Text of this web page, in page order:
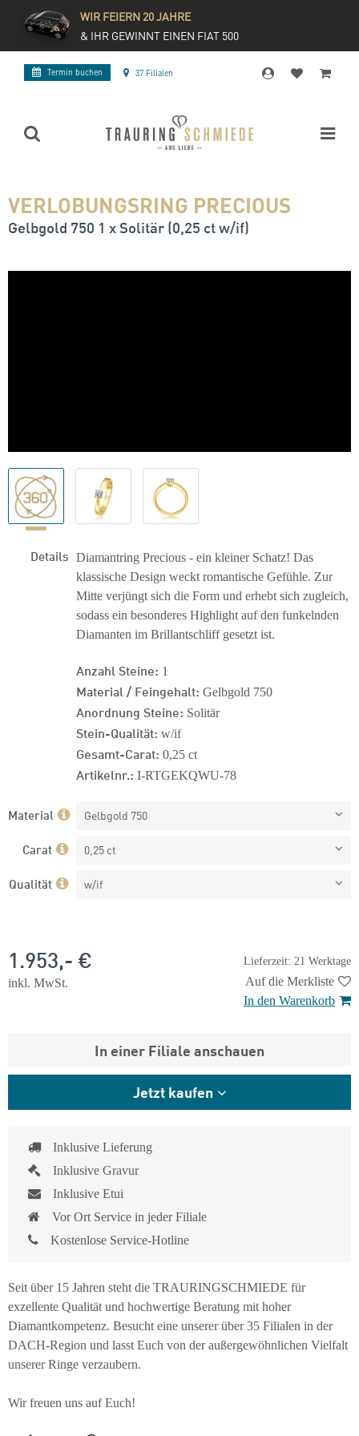
WIR FEIERN 20 JAHRE
& IHR GEWINNT EINEN FIAT 500
Termin buchen 37 Filialen
VERLOBUNGSRING PRECIOUS
Gelbgold 750 1 x Solitär (0,25 ct w/if)
Details Diamantring Precious - ein kleiner Schatz! Das
klassische Design weckt romantische Gefühle. Zur
Mitte verjüngt sich die Form und erhebt sich zugleich,
sodass ein besonderes Highlight auf den funkelnden
Diamanten im Brillantschliff gesetzt ist.
Anzahl Steine: 1
Material / Feingehalt: Gelbgold 750
Anordnung Steine: Solitär
Stein-Qualität: w/if
Gesamt-Carat: 0,25 ct
Artikelnr.: I-RTGEKQWU-78
Material Gelbgold 750
Carat 0,25 ct
Qualität w/if
Lieferzeit: 21 Werktage
1.953,- €
inkl. MwSt.
Auf die Merkliste
In den Warenkorb
In einer Filiale anschauen
Jetzt kaufen
Inklusive Lieferung
Inklusive Gravur
Inklusive Etui
Vor Ort Service in jeder Filiale
Kostenlose Service-Hotline
Seit über 15 Jahren steht die TRAURINGSCHMIEDE für
exzellente Qualität und hochwertige Beratung mit hoher
Diamantkompetenz. Besucht eine unserer über 35 Filialen in der
DACH-Region und lasst Euch von der außergewöhnlichen Vielfalt
unserer Ringe verzaubern.
Wir freuen uns auf Euch!